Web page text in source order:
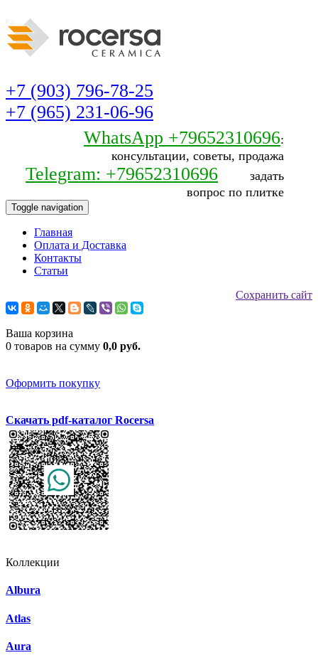
+7 (903) 796-78-25
+7 (965) 231-06-96
WhatsApp +79652310696:
консультации, советы, продажа
Telegram: +79652310696
задать
вопрос по плитке
Toggle navigation
Главная
Оплата и Доставка
Контакты
Статьи
Сохранить сайт
Ваша корзина
0 товаров на сумму 0,0 руб.
Оформить покупку
Скачать pdf-каталог Rocersa
Коллекции
Albura
Atlas
Aura